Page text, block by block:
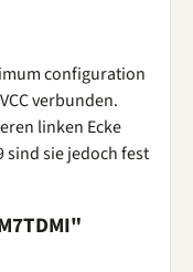
configuration
verbunden.
linken Ecke
sind sie jedoch fest